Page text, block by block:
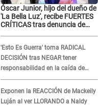
Óscar Junior, hijo del dueño de
'La Bella Luz', recibe FUERTES
CRÍTICAS tras denuncia de
'Esto Es Guerra' toma RADICAL
DECISIÓN tras NEGAR tener
responsabilidad en la caída de
Kevin Díaz desde 8 metros de
altura
Exponen la REACCIÓN de Mackeily
Luján al ver LLORANDO a Naldy